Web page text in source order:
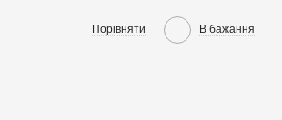
Порівняти В бажання